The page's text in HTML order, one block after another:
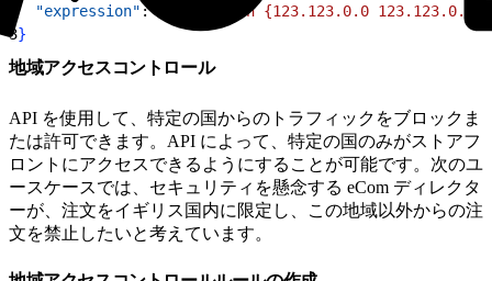
  "expression"
:
"(ip.src in {123.123.0.0 123.123.0.1
3}
地域アクセスコントロール
API を使用して、特定の国からのトラフィックをブロックま
たは許可できます。API によって、特定の国のみがストアフ
ロントにアクセスできるようにすることが可能です。次のユ
ースケースでは、セキュリティを懸念する eCom ディレクタ
ーが、注文をイギリス国内に限定し、この地域以外からの注
文を禁止したいと考えています。